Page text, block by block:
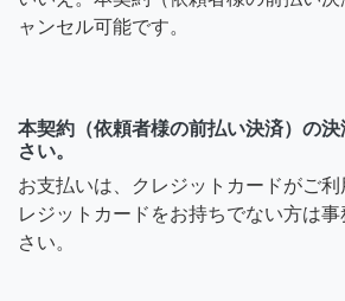
ャンセル可能です。
本契約（依頼者様の前払い決済）の
さい。
お支払いは、クレジットカードがご
レジットカードをお持ちでない方は
さい。